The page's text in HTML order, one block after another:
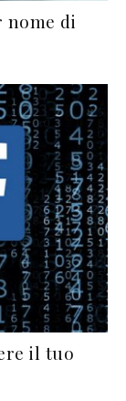
nome di
il tuo